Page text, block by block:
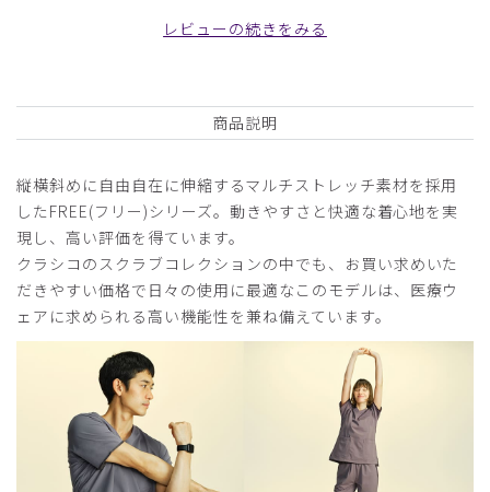
つぶこ様
購入確認済み
2026-07-17
年齢:50代 身長:166-170cm 体重:46-50kg
サイズ感小さめ
大きめ
ストレッチ感
よく伸びる
伸びない
厚さ とても薄い 厚い
大きさバッチリ
動きやすく乾きやすい実は色を間違えて注文したのですが、
これはこれで良かったです
商品： 715レディース:スクラブトップス・FREE/ピン
ク/M
レビューの続きをみる
商品説明
縦横斜めに自由自在に伸縮するマルチストレッチ素材を採用
したFREE(フリー)シリーズ。動きやすさと快適な着心地を実
現し、高い評価を得ています。
クラシコのスクラブコレクションの中でも、お買い求めいた
だきやすい価格で日々の使用に最適なこのモデルは、医療ウ
ェアに求められる高い機能性を兼ね備えています。